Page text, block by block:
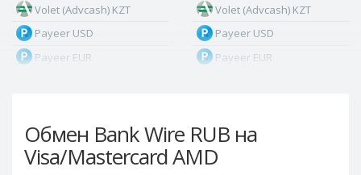
Обмен Bank Wire RUB на
Visa/Mastercard AMD
Volet (Advcash) KZT
Payeer USD
Payeer EUR
Payeer Tether ERC20
(USDT)
Payeer UAH
Volet (Advcash) KZT
Payeer USD
Payeer EUR
Payeer Tether ERC20
(USDT)
Payeer UAH